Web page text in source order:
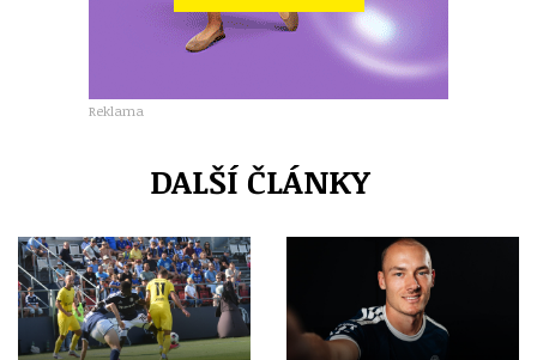
Reklama
DALŠÍ ČLÁNKY